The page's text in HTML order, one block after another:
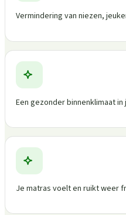
Vermindering van niezen,
Een gezonder binnenklimaat
Je matras voelt en ruikt weer